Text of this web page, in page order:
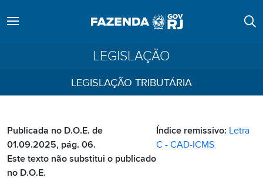
LEGISLAÇÃO
LEGISLAÇÃO TRIBUTÁRIA
Publicada no D.O.E. de
01.09.2025, pág. 06.
Este texto não substitui o publicado
no D.O.E.
Índice remissivo: Letra
C - CAD-ICMS